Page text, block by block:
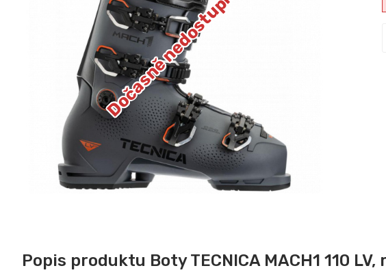
Dočasně nedostupné
Popis produktu Boty TECNICA MACH1 110